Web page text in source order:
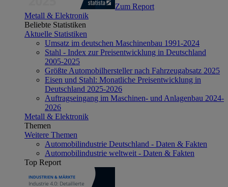
Zum Report
Metall & Elektronik
Beliebte Statistiken
Aktuelle Statistiken
Umsatz im deutschen Maschinenbau 1991-2024
Stahl - Index zur Preisentwicklung in Deutschland
2005-2025
Größte Automobilhersteller nach Fahrzeugabsatz 2025
Eisen und Stahl: Monatliche Preisentwicklung in
Deutschland 2025-2026
Auftragseingang im Maschinen- und Anlagenbau 2024-
2026
Metall & Elektronik
Themen
Weitere Themen
Automobilindustrie Deutschland - Daten & Fakten
Automobilindustrie weltweit - Daten & Fakten
Top Report